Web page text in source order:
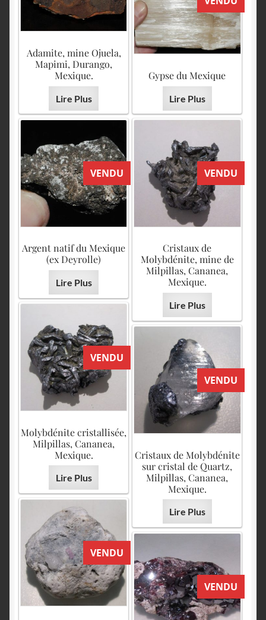
Adamite, mine Ojuela,
Mapimi, Durango,
Mexique.
Lire Plus
Gypse du Mexique
Lire Plus
VENDU
Argent natif du Mexique
(ex Deyrolle)
Lire Plus
VENDU
Cristaux de
Molybdénite, mine de
Milpillas, Cananea,
Mexique.
Lire Plus
VENDU
Molybdénite cristallisée,
Milpillas, Cananea,
Mexique.
Lire Plus
VENDU
Cristaux de Molybdénite
sur cristal de Quartz,
Milpillas, Cananea,
Mexique.
Lire Plus
VENDU
VENDU